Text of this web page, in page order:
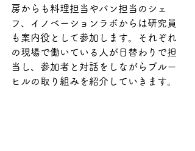
房からも料理担当やパン担当のシェ
フ、イノベーションラボからは研究員
も案内役として参加します。それぞれ
の現場で働いている人が日替わりで担
当し、参加者と対話をしながらブルー
ヒルの取り組みを紹介していきます。